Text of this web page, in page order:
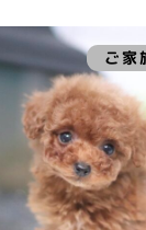
ご家